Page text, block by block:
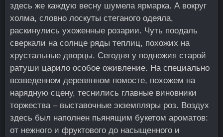
здесь же каждую весну шумела ярмарка. А вокруг
холма, словно лоскуты стеганого одеяла,
раскинулись ухоженные розарии. Чуть поодаль
сверкали на солнце ряды теплиц, похожих на
хрустальные дворцы. Сегодня у подножия старой
ратуши царило особое оживление. На специально
возведенном деревянном помосте, похожем на
нарядную сцену, теснились главные виновники
торжества – выставочные экземпляры роз. Воздух
здесь был наполнен пьянящим букетом ароматов:
от нежного и фруктового до насыщенного и